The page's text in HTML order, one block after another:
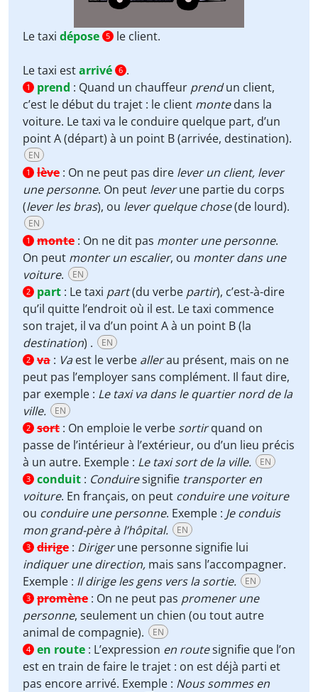
Le taxi dépose 5 le client.
Le taxi estarrivé 6 .
1 prend : Quand un chauffeur prendun client,
c’est le début du trajet : le client montedans la
voiture. Le taxi va le conduire quelque part, d’un
point A (départ) à un point B (arrivée, destination).
EN
1 lève : On ne peut pas dire lever un client, lever
une personne. On peut leverune partie du corps
(lever les bras), ou lever quelque chose(de lourd).
EN
1 monte : On ne dit pas monter une personne.
On peut monter un escalier, ou monter dans une
voiture. EN
2 part : Le taxi part(du verbe partir), c’est-à-dire
qu’il quitte l’endroit où il est. Le taxi commence
son trajet, il va d’un point A à un point B (la
destination) . EN
2 va : Vaest le verbe allerau présent, mais on ne
peut pas l’employer sans complément. Il faut dire,
par exemple : Le taxi va dans le quartier nord de la
ville.
EN
2 sort : On emploie le verbe sortirquand on
passe de l’intérieur à l’extérieur, ou d’un lieu précis
à un autre. Exemple : Le taxi sort de la ville. EN
3 conduit : Conduiresignifie transporter en
voiture. En français, on peut conduire une voiture
ou conduire une personne. Exemple : Je conduis
mon grand-père à l’hôpital.
EN
3 dirige : Dirigerune personne signifie lui
indiquer une direction, mais sans l’accompagner.
Exemple : Il dirige les gens vers la sortie. EN
3 promène : On ne peut pas promener une
personne, seulement un chien (ou tout autre
animal de compagnie).
EN
4 en route : L’expression en routesignifie que l’on
est en train de faire le trajet : on est déjà parti et
pas encore arrivé. Exemple : Nous sommes en